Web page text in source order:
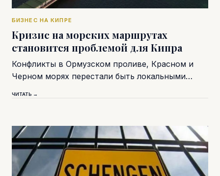
БИЗНЕС НА КИПРЕ
Кризис на морских маршрутах
становится проблемой для Кипра
Конфликты в Ормузском проливе, Красном и
Черном морях перестали быть локальными…
ЧИТАТЬ →